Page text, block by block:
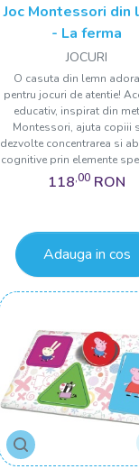
Joc Montessori din
- La ferma
JOCURI
O casuta din lemn
pentru jocuri de atentie!
educativ, inspirat din
Montessori, ajuta copiii
dezvolte concentrarea si
cognitive prin elemente
118,00 RON
Adauga in cos